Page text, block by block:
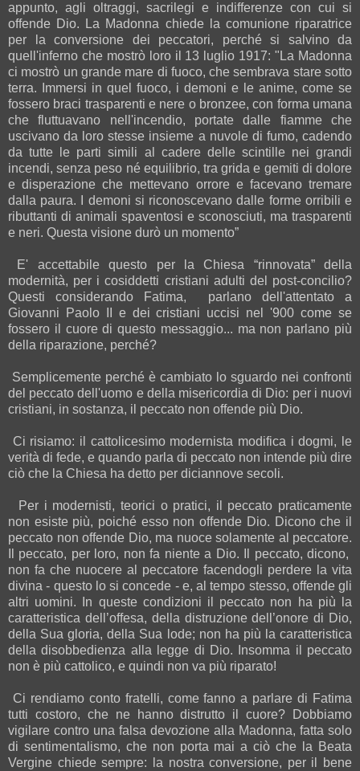
appunto, agli oltraggi, sacrilegi e indifferenze con cui si
offende Dio. La Madonna chiede la comunione riparatrice
per la conversione dei peccatori, perché si salvino da
quell'inferno che mostrò loro il 13 luglio 1917: "La Madonna
ci mostrò un grande mare di fuoco, che sembrava stare sotto
terra. Immersi in quel fuoco, i demoni e le anime, come se
fossero braci trasparenti e nere o bronzee, con forma umana
che fluttuavano nell'incendio, portate dalle fiamme che
uscivano da loro stesse insieme a nuvole di fumo, cadendo
da tutte le parti simili al cadere delle scintille nei grandi
incendi, senza peso né equilibrio, tra grida e gemiti di dolore
e disperazione che mettevano orrore e facevano tremare
dalla paura. I demoni si riconoscevano dalle forme orribili e
ributtanti di animali spaventosi e sconosciuti, ma trasparenti
e neri. Questa visione durò un momento”
E' accettabile questo per la Chiesa “rinnovata” della
modernità, per i cosiddetti cristiani adulti del post-concilio?
Questi considerando Fatima,
parlano dell'attentato a
Giovanni Paolo II e dei cristiani uccisi nel '900 come se
fossero il cuore di questo messaggio... ma non parlano più
della riparazione, perché?
Semplicemente perché è cambiato lo sguardo nei confronti
del peccato dell'uomo e della misericordia di Dio: per i nuovi
cristiani, in sostanza, il peccato non offende più Dio.
Ci risiamo: il cattolicesimo modernista modifica i dogmi, le
verità di fede, e quando parla di peccato non intende più dire
ciò che la Chiesa ha detto per diciannove secoli.
Per i modernisti, teorici o pratici, il peccato praticamente
non esiste più, poiché esso non offende Dio. Dicono che il
peccato non offende Dio, ma nuoce solamente al peccatore.
Il peccato, per loro, non fa niente a Dio. Il peccato, dicono,
non fa che nuocere al peccatore facendogli perdere la vita
divina - questo lo si concede - e, al tempo stesso, offende gli
altri uomini. In queste condizioni il peccato non ha più la
caratteristica dell’offesa, della distruzione dell’onore di Dio,
della Sua gloria, della Sua lode; non ha più la caratteristica
della disobbedienza alla legge di Dio. Insomma il peccato
non è più cattolico, e quindi non va più riparato!
Ci rendiamo conto fratelli, come fanno a parlare di Fatima
tutti costoro, che ne hanno distrutto il cuore? Dobbiamo
vigilare contro una falsa devozione alla Madonna, fatta solo
di sentimentalismo, che non porta mai a ciò che la Beata
Vergine chiede sempre: la nostra conversione, per il bene